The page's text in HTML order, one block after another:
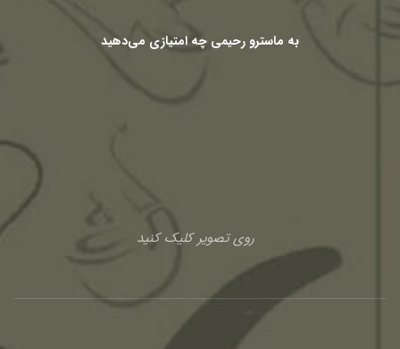
به ماسترو رحیمی چه امتیازی می‌دهید
روی تصویر کلیک کنید